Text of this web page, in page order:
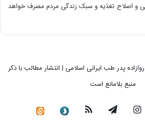
و اصلاح تغذیه و سبک زندگی مردم مصرف خواهد
پدر طب ایرانی اسلامی | انتشار مطالب با ذکر
منبع بلامانع است
اینستاگرامتلگرام خوراک سروش